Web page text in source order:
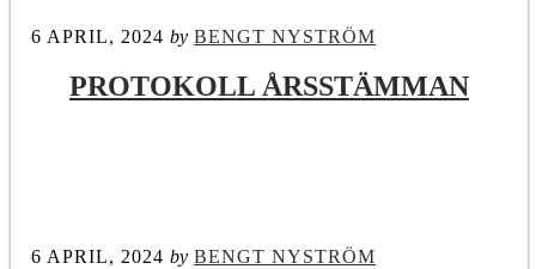
6 APRIL, 2024 by BENGT NYSTRÖM
PROTOKOLL ÅRSSTÄMMAN
6 APRIL, 2024 by BENGT NYSTRÖM